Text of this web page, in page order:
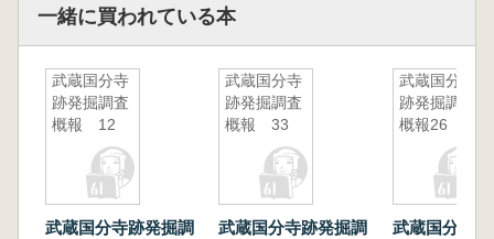
一緒に買われている本
武蔵国分寺
跡発掘調査
概報 12
武蔵国分寺跡発掘調
武蔵国分寺
跡発掘調査
概報 33
武蔵国分寺跡発掘調
武蔵国分寺
跡発掘調査
概報26
武蔵国分寺